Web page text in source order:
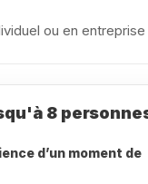
ou en
8
d’un moment de